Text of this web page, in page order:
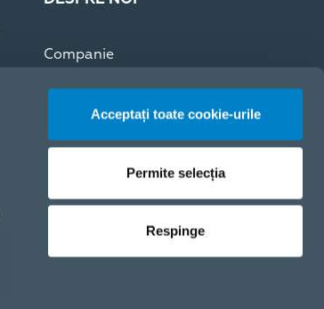
Acceptați toate cookie-urile
Permite selecția
Respinge
Companie
Certificări ISO